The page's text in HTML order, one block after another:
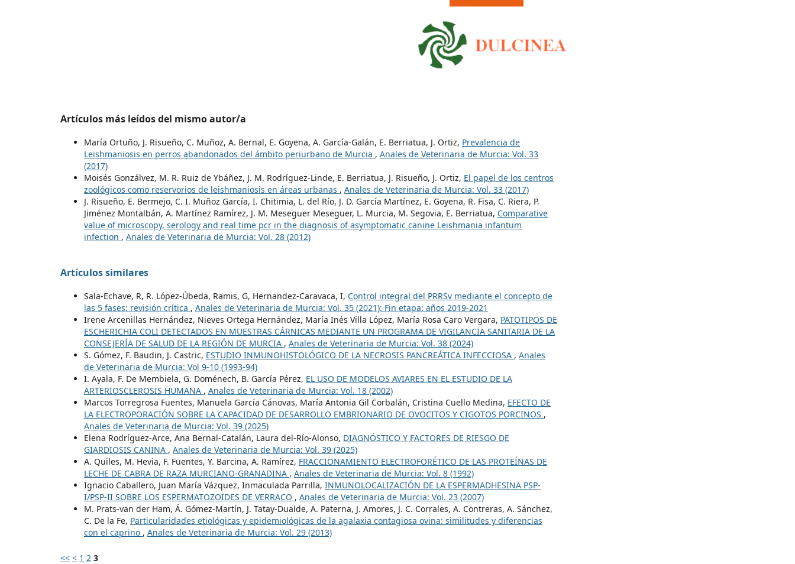
Artículos más leídos del mismo autor/a
María Ortuño, J. Risueño, C. Muñoz, A. Bernal, E. Goyena, A. García-Galán, E. Berriatua, J. Ortiz, Prevalencia de
Leishmaniosis en perros abandonados del ámbito periurbano de Murcia , Anales de Veterinaria de Murcia: Vol. 33
(2017)
Moisés Gonzálvez, M. R. Ruiz de Ybáñez, J. M. Rodríguez-Linde, E. Berriatua, J. Risueño, J. Ortiz, El papel de los centros
zoológicos como reservorios de leishmaniosis en áreas urbanas , Anales de Veterinaria de Murcia: Vol. 33 (2017)
J. Risueño, E. Bermejo, C. I. Muñoz García, I. Chitimia, L. del Río, J. D. García Martínez, E. Goyena, R. Fisa, C. Riera, P.
Jiménez Montalbán, A. Martínez Ramírez, J. M. Meseguer Meseguer, L. Murcia, M. Segovia, E. Berriatua, Comparative
value of microscopy, serology and real time pcr in the diagnosis of asymptomatic canine Leishmania infantum
infection , Anales de Veterinaria de Murcia: Vol. 28 (2012)
Artículos similares
Sala-Echave, R, R. López-Úbeda, Ramis, G, Hernandez-Caravaca, I, Control integral del PRRSv mediante el concepto de
las 5 fases: revisión crítica , Anales de Veterinaria de Murcia: Vol. 35 (2021): Fin etapa: años 2019-2021
Irene Arcenillas Hernández, Nieves Ortega Hernández, María Inés Villa López, María Rosa Caro Vergara, PATOTIPOS DE
ESCHERICHIA COLI DETECTADOS EN MUESTRAS CÁRNICAS MEDIANTE UN PROGRAMA DE VIGILANCIA SANITARIA DE LA
CONSEJERÍA DE SALUD DE LA REGIÓN DE MURCIA , Anales de Veterinaria de Murcia: Vol. 38 (2024)
S. Gómez, F. Baudin, J. Castric, ESTUDIO INMUNOHISTOLÓGICO DE LA NECROSIS PANCREÁTICA INFECCIOSA , Anales
de Veterinaria de Murcia: Vol 9-10 (1993-94)
I. Ayala, F. De Membiela, G. Doménech, B. García Pérez, EL USO DE MODELOS AVIARES EN EL ESTUDIO DE LA
ARTERIOSCLEROSIS HUMANA , Anales de Veterinaria de Murcia: Vol. 18 (2002)
Marcos Torregrosa Fuentes, Manuela García Cánovas, María Antonia Gil Corbalán, Cristina Cuello Medina, EFECTO DE
LA ELECTROPORACIÓN SOBRE LA CAPACIDAD DE DESARROLLO EMBRIONARIO DE OVOCITOS Y CIGOTOS PORCINOS ,
Anales de Veterinaria de Murcia: Vol. 39 (2025)
Elena Rodríguez-Arce, Ana Bernal-Catalán, Laura del-Río-Alonso, DIAGNÓSTICO Y FACTORES DE RIESGO DE
GIARDIOSIS CANINA , Anales de Veterinaria de Murcia: Vol. 39 (2025)
A. Quiles, M. Hevia, F. Fuentes, Y. Barcina, A. Ramírez, FRACCIONAMIENTO ELECTROFORÉTICO DE LAS PROTEÍNAS DE
LECHE DE CABRA DE RAZA MURCIANO-GRANADINA , Anales de Veterinaria de Murcia: Vol. 8 (1992)
Ignacio Caballero, Juan María Vázquez, Inmaculada Parrilla, INMUNOLOCALIZACIÓN DE LA ESPERMADHESINA PSP-
I/PSP-II SOBRE LOS ESPERMATOZOIDES DE VERRACO , Anales de Veterinaria de Murcia: Vol. 23 (2007)
M. Prats-van der Ham, Á. Gómez-Martín, J. Tatay-Dualde, A. Paterna, J. Amores, J. C. Corrales, A. Contreras, A. Sánchez,
C. De la Fe, Particularidades etiológicas y epidemiológicas de la agalaxia contagiosa ovina: similitudes y diferencias
con el caprino , Anales de Veterinaria de Murcia: Vol. 29 (2013)
<< < 1 2 3